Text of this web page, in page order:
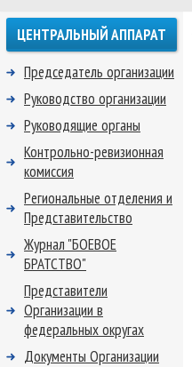
ЦЕНТРАЛЬНЫЙ АППАРАТ
Председатель организации
Руководство организации
Руководящие органы
Контрольно-ревизионная
комиссия
Региональные отделения и
Представительство
Журнал "БОЕВОЕ
БРАТСТВО"
Представители
Организации в
федеральных округах
Документы Организации